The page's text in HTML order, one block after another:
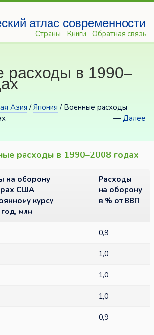
атлас современности
Страны Книги Обратная связь
расходы в 1990–
Азия/Япония / Военные расходы
—Далее
расходы в 1990–2008 годах
на оборону
США
курсу
млн
Расходы
на оборону
в % от ВВП
0,9
1,0
1,0
1,0
0,9